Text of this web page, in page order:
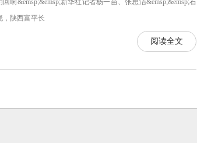
响&emsp;&emsp;新华社记者杨一苗、张思洁&emsp;&emsp;石
，陕西富平长
阅读全文